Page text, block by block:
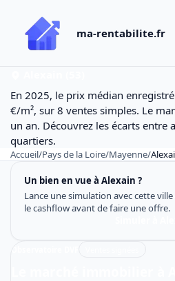
ma-rentabilite.fr
En 2025, le prix médian
€/m², sur 8 ventes simples. Le
un an. Découvrez les écarts entre
quartiers.
Accueil/Pays de la Loire/Mayenne/
Un bien en vue à Alexain ?
Lance une simulation avec cette
le cashflow avant de faire une offre.
Observatoire DVF